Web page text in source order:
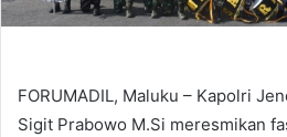
FORUMADIL, Maluku – Kapolri
Sigit Prabowo M.Si meresmikan